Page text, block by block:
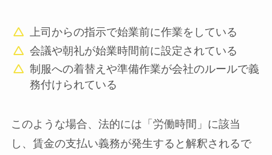
上司からの指示で始業前に作業をしている
会議や朝礼が始業時間前に設定されている
制服への着替えや準備作業が会社のルールで義
務付けられている
このような場合、法的には「労働時間」に該当
し、賃金の支払い義務が発生すると解釈されるで